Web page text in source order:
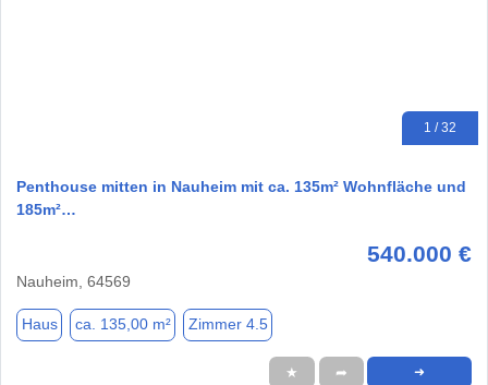
1 / 32
Penthouse mitten in Nauheim mit ca. 135m² Wohnfläche und
185m²…
540.000 €
Nauheim, 64569
Haus ca. 135,00 m² Zimmer 4.5
★ ➦ ➜